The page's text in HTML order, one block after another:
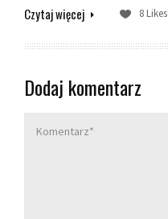
Czytaj więcej 8 Likes
Dodaj komentarz